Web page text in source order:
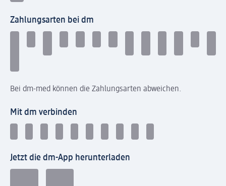
Zahlungsarten bei dm
Bei dm-med können die Zahlungsarten abweichen.
Mit dm verbinden
Jetzt die dm-App herunterladen